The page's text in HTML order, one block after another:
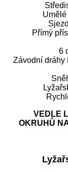
Přímý
6
Závodní dráhy
VEDLE
OKRUHŮ